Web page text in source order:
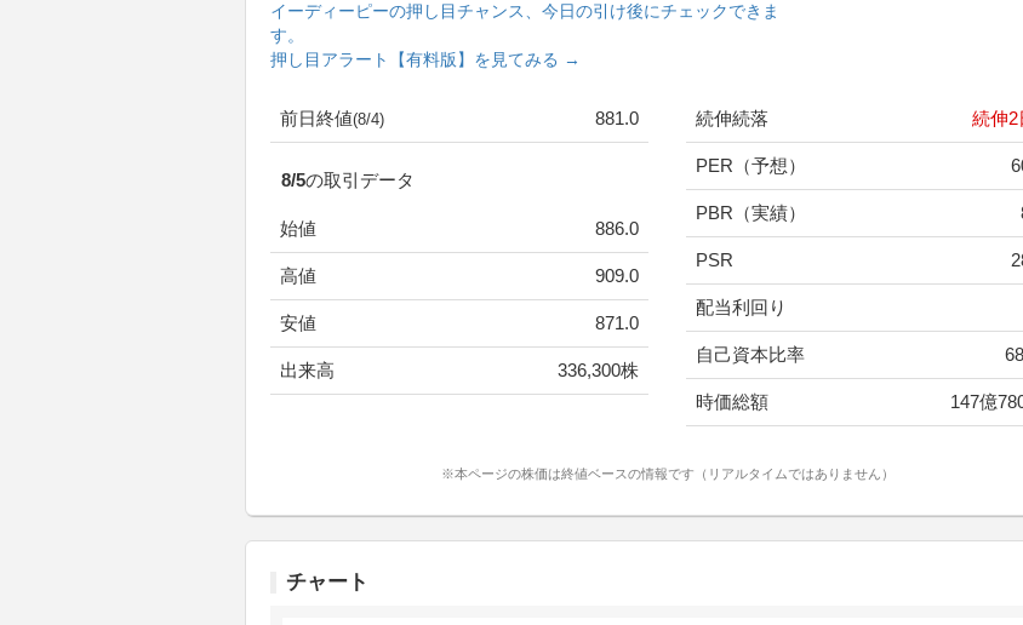
イーディーピーの押し目チャンス、今日の引け後にチェックできま
す。
押し目アラート【有料版】を見てみる →
前日終値(8/4) 881.0
8/5の取引データ
始値 886.0
高値 909.0
安値 871.0
出来高 336,300株
続伸続落 続伸2
PER（予想）
PBR（実績）
PSR
配当利回り
自己資本比率
時価総額 147億
※本ページの株価は終値ベースの情報です（リアルタイムではありません）
チャート